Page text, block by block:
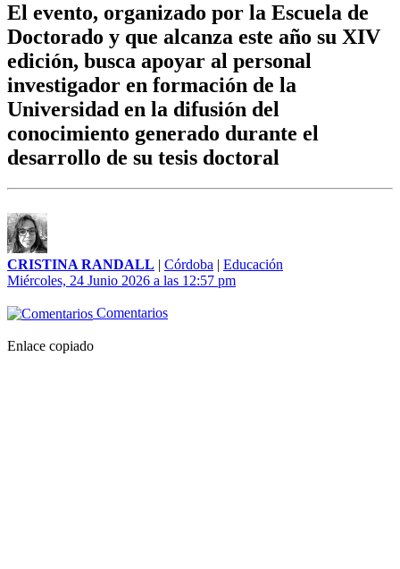
El evento, organizado por la Escuela de
Doctorado y que alcanza este año su XIV
edición, busca apoyar al personal
investigador en formación de la
Universidad en la difusión del
conocimiento generado durante el
desarrollo de su tesis doctoral
CRISTINA RANDALL | Córdoba | Educación
Miércoles, 24 Junio 2026 a las 12:57 pm
Comentarios
Enlace copiado